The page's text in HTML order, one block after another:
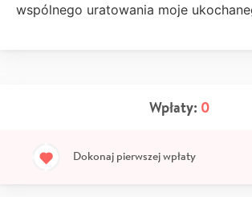
wspólnego uratowania moje
Wpłaty: 0
Dokonaj pierwszej wpłaty